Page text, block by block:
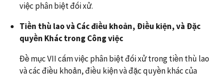
việc phân biệt đối xử.
Tiền thù lao và Các điều khoản, Điều kiện, và Đặc
quyền Khác trong Công việc
Đề mục VII cấm việc phân biệt đối xử trong tiền thù lao
và các điều khoản, điều kiện và đặc quyền khác của